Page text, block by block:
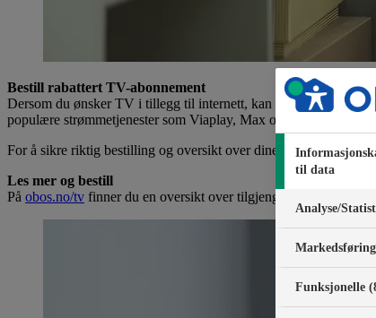
Bestill rabattert TV-abonnement
Dersom du ønsker TV i tillegg til internett, kan du bestille et
populære strømmetjenester som Viaplay, Max og TV 2 Play,
For å sikre riktig bestilling og oversikt over dine valg, anbefaler
Les mer og bestill
På obos.no/tv finner du en oversikt over tilgjengelige
til data
Analyse/
Funksjonelle